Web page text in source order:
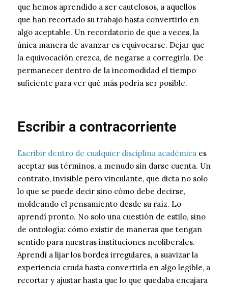
que hemos aprendido a ser cautelosos, a aquellos
que han recortado su trabajo hasta convertirlo en
algo aceptable. Un recordatorio de que a veces, la
única manera de avanzar es equivocarse. Dejar que
la equivocación crezca, de negarse a corregirla. De
permanecer dentro de la incomodidad el tiempo
suficiente para ver qué más podría ser posible.
Escribir a contracorriente
Escribir dentro de cualquier disciplina académica es
aceptar sus términos, a menudo sin darse cuenta. Un
contrato, invisible pero vinculante, que dicta no solo
lo que se puede decir sino cómo debe decirse,
moldeando el pensamiento desde su raíz. Lo
aprendí pronto. No solo una cuestión de estilo, sino
de ontología: cómo existir de maneras que tengan
sentido para nuestras instituciones neoliberales.
Aprendí a lijar los bordes irregulares, a suavizar la
experiencia cruda hasta convertirla en algo legible, a
recortar y ajustar hasta que lo que quedaba encajara